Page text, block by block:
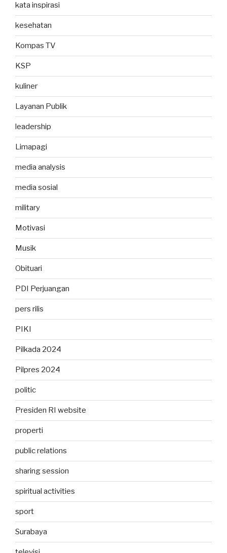
kata inspirasi
kesehatan
Kompas TV
KSP
kuliner
Layanan Publik
leadership
Limapagi
media analysis
media sosial
military
Motivasi
Musik
Obituari
PDI Perjuangan
pers rilis
PIKI
Pilkada 2024
Pilpres 2024
politic
Presiden RI website
properti
public relations
sharing session
spiritual activities
sport
Surabaya